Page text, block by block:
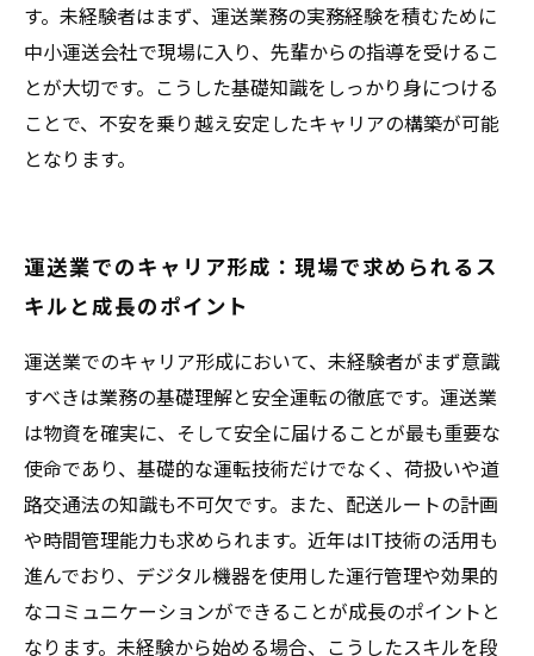
す。未経験者はまず、運送業務の実務経験を積むために
中小運送会社で現場に入り、先輩からの指導を受けるこ
とが大切です。こうした基礎知識をしっかり身につける
ことで、不安を乗り越え安定したキャリアの構築が可能
となります。
運送業でのキャリア形成：現場で求められるス
キルと成長のポイント
運送業でのキャリア形成において、未経験者がまず意識
すべきは業務の基礎理解と安全運転の徹底です。運送業
は物資を確実に、そして安全に届けることが最も重要な
使命であり、基礎的な運転技術だけでなく、荷扱いや道
路交通法の知識も不可欠です。また、配送ルートの計画
や時間管理能力も求められます。近年はIT技術の活用も
進んでおり、デジタル機器を使用した運行管理や効果的
なコミュニケーションができることが成長のポイントと
なります。未経験から始める場合、こうしたスキルを段